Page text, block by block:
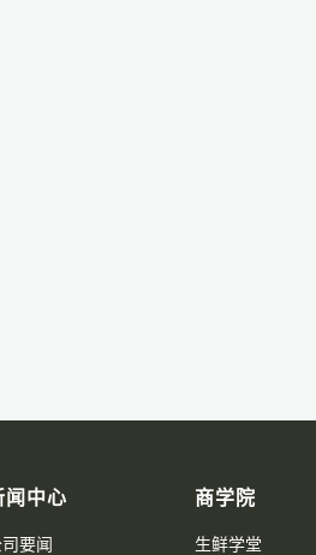
闻中心
要闻
商学院
生鲜学堂